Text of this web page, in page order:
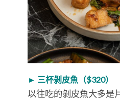
► 三杯剝皮魚（$320）
以往吃的剝皮魚大多是